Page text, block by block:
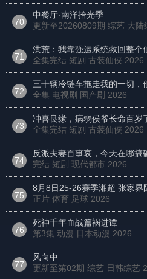
70
中餐厅·南洋拾光季
更新至20260809期 综艺 大陆
71
洪荒：我靠强运系统救回整个
全集完结 短剧 古装仙侠 2026
72
三十辆冷链车拖走我的一切，
全集 电视剧 国产剧 2026
73
冲喜良缘，病弱侯爷长命百岁
全集完结 短剧 古装仙侠 2026
74
反派夫妻百事哀，今天在哪搞
完结 短剧 现代都市 2026
75
8月8日25-26赛季湘超 张家界
正片 体育 足球 2026
76
死神千年血战篇祸进谭
第3集 动漫 日本动漫 2026
77
风向中
更新至第02期 综艺 日韩综艺